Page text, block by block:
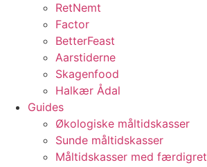
RetNemt
Factor
BetterFeast
Aarstiderne
Skagenfood
Halkær Ådal
Guides
Økologiske måltidskasser
Sunde måltidskasser
Måltidskasser med